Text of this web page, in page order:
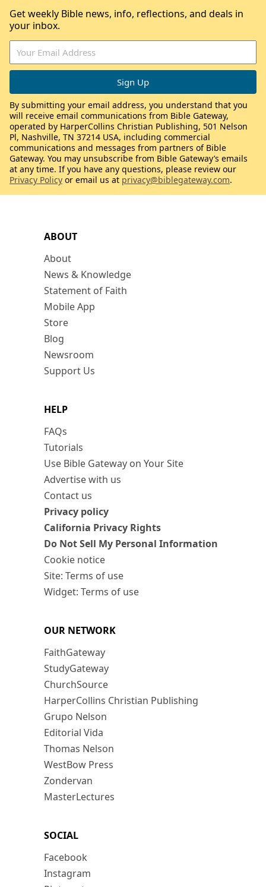
ABOUT
About
News & Knowledge
Statement of Faith
Mobile App
Store
Blog
Newsroom
Support Us
HELP
FAQs
Tutorials
Use Bible Gateway on Your Site
Advertise with us
Contact us
Privacy policy
California Privacy Rights
Do Not Sell My Personal Information
Cookie notice
Site: Terms of use
Widget: Terms of use
OUR NETWORK
FaithGateway
StudyGateway
ChurchSource
HarperCollins Christian Publishing
Grupo Nelson
Editorial Vida
Thomas Nelson
WestBow Press
Zondervan
MasterLectures
SOCIAL
Facebook
Instagram
Get weekly Bible news, info, reflections, and deals in
your inbox.
By submitting your email address, you understand that you
will receive email communications from Bible Gateway,
operated by HarperCollins Christian Publishing, 501 Nelson
Pl, Nashville, TN 37214 USA, including commercial
communications and messages from partners of Bible
Gateway. You may unsubscribe from Bible Gateway’s emails
at any time. If you have any questions, please review our
Privacy Policy or email us at privacy@biblegateway.com.